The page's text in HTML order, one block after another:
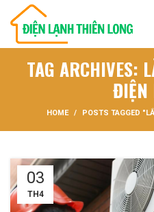
TAG ARCHIVES:
ĐIỆN
HOME POSTS TAGGED
03
TH4